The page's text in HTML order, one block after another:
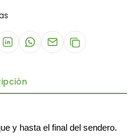
y hasta el final del sendero.